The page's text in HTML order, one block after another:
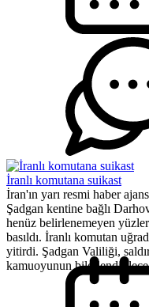
İranlı komutana suikast
İran'ın yarı resmi haber
Şadgan kentine bağlı
henüz belirlenemeyen
basıldı. İranlı komutan
yitirdi. Şadgan Valiliği,
kamuoyunun